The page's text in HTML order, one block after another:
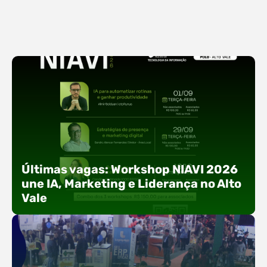
Últimas vagas: Workshop NIAVI 2026
une IA, Marketing e Liderança no Alto
Vale